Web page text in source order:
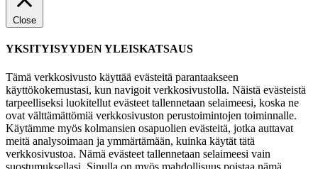
Close
YKSITYISYYDEN YLEISKATSAUS
Tämä verkkosivusto käyttää evästeitä parantaakseen
käyttökokemustasi, kun navigoit verkkosivustolla. Näistä evästeistä
tarpeelliseksi luokitellut evästeet tallennetaan selaimeesi, koska ne
ovat välttämättömiä verkkosivuston perustoimintojen toiminnalle.
Käytämme myös kolmansien osapuolien evästeitä, jotka auttavat
meitä analysoimaan ja ymmärtämään, kuinka käytät tätä
verkkosivustoa. Nämä evästeet tallennetaan selaimeesi vain
suostumuksellasi. Sinulla on myös mahdollisuus poistaa nämä